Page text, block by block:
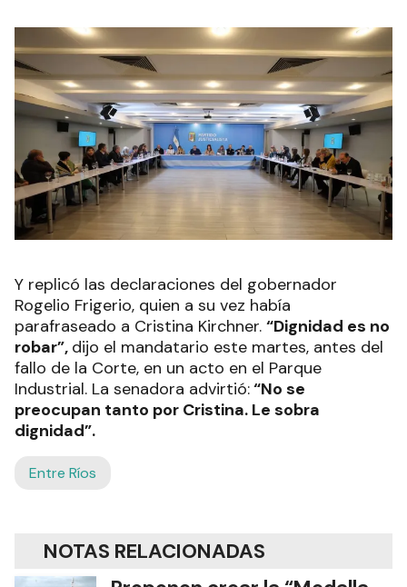
Y replicó las declaraciones del gobernador
Rogelio Frigerio, quien a su vez había
parafraseado a Cristina Kirchner. “Dignidad es no
robar”, dijo el mandatario este martes, antes del
fallo de la Corte, en un acto en el Parque
Industrial. La senadora advirtió:“No se
preocupan tanto por Cristina. Le sobra
dignidad”.
Entre Ríos
NOTAS RELACIONADAS